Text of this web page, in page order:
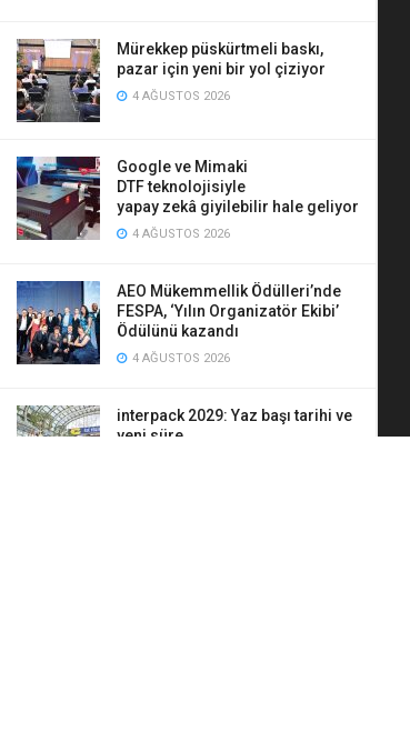
Mürekkep püskürtmeli baskı,
pazar için yeni bir yol çiziyor
4 AĞUSTOS 2026
Google ve Mimaki
DTF teknolojisiyle
yapay zekâ giyilebilir hale geliyor
4 AĞUSTOS 2026
AEO Mükemmellik Ödülleri’nde
FESPA, ‘Yılın Organizatör Ekibi’
Ödülünü kazandı
4 AĞUSTOS 2026
interpack 2029: Yaz başı tarihi ve
yeni süre